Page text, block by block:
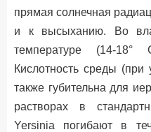
прямая солнечная
и к высыханию. Во
температуре (14-
Кислотность среды
также губительна для
растворах в
Yersinia погибают в